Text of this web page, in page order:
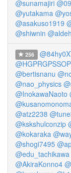
@sunamajiri
@yutakama
@asakuso1919
@shiwnin
256
@HGPRGPSSOP
@bertisnanu
@nao_physics
@InokawaNaoto
@atz2238
@kskshulconzip
@kokaraka
@shogi7495
@edu_tachikawa
@AkiraKonno4